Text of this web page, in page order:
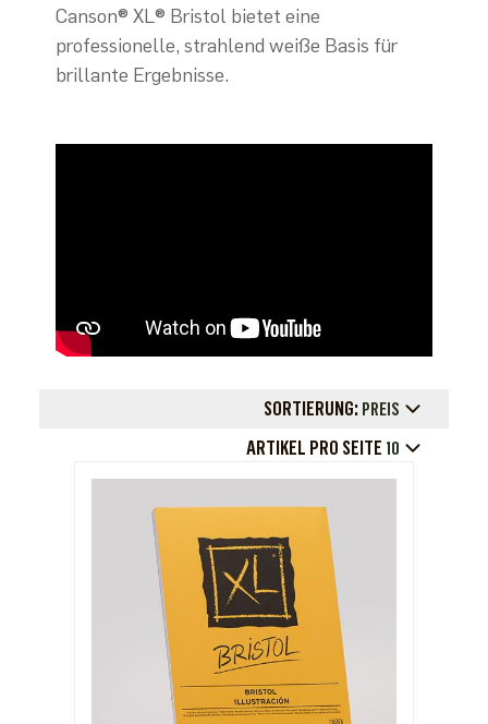
Canson® XL® Bristol bietet eine
professionelle, strahlend weiße Basis für
brillante Ergebnisse.
SORTIERUNG: PREIS
ARTIKEL PRO SEITE 10